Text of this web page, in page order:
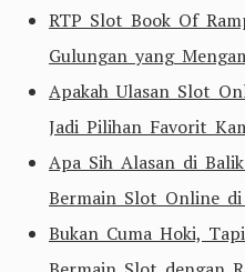
RTP Slot Book Of
Gulungan yang
Apakah Ulasan Slot
Jadi Pilihan Favorit
Apa Sih Alasan di
Bermain Slot Online di
Bukan Cuma Hoki,